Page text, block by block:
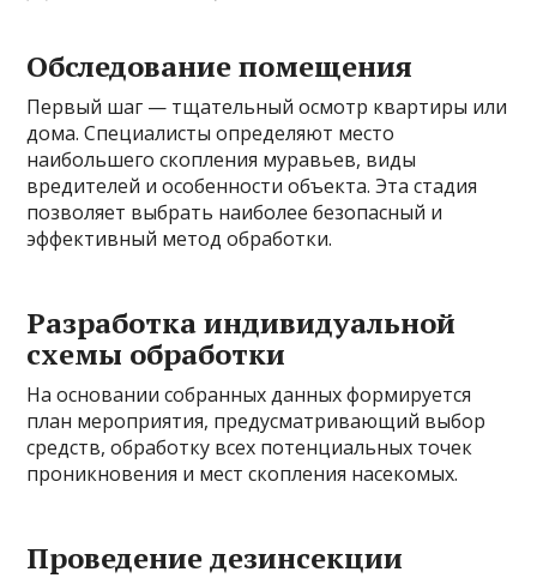
Обследование помещения
Первый шаг — тщательный осмотр квартиры или
дома. Специалисты определяют место
наибольшего скопления муравьев, виды
вредителей и особенности объекта. Эта стадия
позволяет выбрать наиболее безопасный и
эффективный метод обработки.
Разработка индивидуальной
схемы обработки
На основании собранных данных формируется
план мероприятия, предусматривающий выбор
средств, обработку всех потенциальных точек
проникновения и мест скопления насекомых.
Проведение дезинсекции